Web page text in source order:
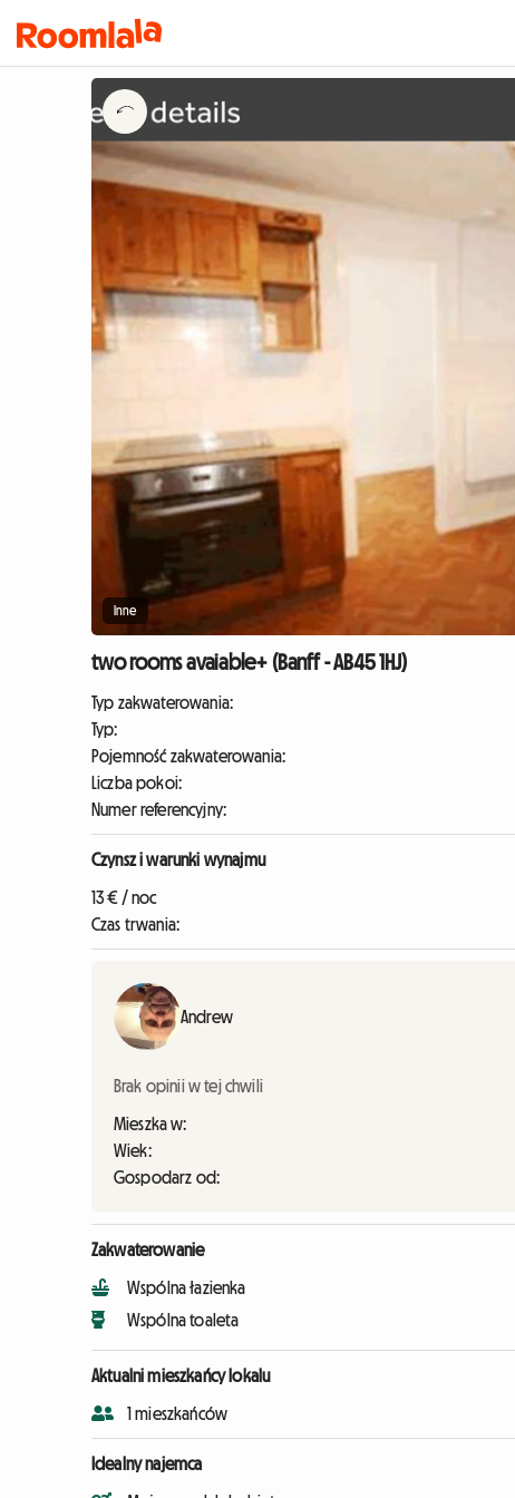
Inne
two rooms avaiable+ (Banff - AB45 1HJ)
Typ zakwaterowania:
Typ:
Pojemność zakwaterowania:
Liczba pokoi:
Numer referencyjny:
Czynsz i warunki wynajmu
13 € / noc
Czas trwania:
Andrew
Brak opinii w tej chwili
Mieszka w:
Wiek:
Gospodarz od:
Zakwaterowanie
Wspólna łazienka
Wspólna toaleta
Aktualni mieszkańcy lokalu
1 mieszkańców
Idealny najemca